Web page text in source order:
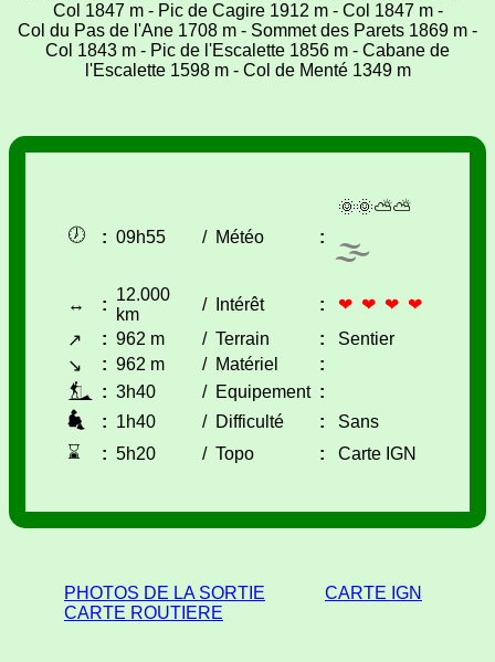
Col 1847 m - Pic de Cagire 1912 m - Col 1847 m -
Col du Pas de l'Ane 1708 m - Sommet des Parets 1869 m -
Col 1843 m - Pic de l'Escalette 1856 m - Cabane de
l'Escalette 1598 m - Col de Menté 1349 m
🕖 : 09h55 / Météo :
🌞🌞⛅⛅
🌫
↔ :
12.000
km
/ Intérêt :
❤ ❤ ❤ ❤
↗
: 962 m / Terrain :
Sentier
↘
: 962 m / Matériel
:
: 3h40 / Equipement :
: 1h40 / Difficulté :
Sans
⌛
: 5h20 / Topo : Carte IGN
PHOTOS DE LA SORTIE
CARTE IGN
CARTE ROUTIERE